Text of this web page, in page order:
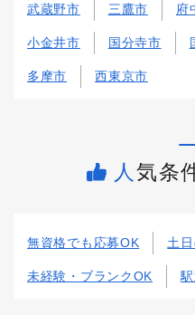
武蔵野市 三鷹市 府
小金井市 国分寺市
多摩市 西東京市
人気
無資格でも応募OK 土
未経験・ブランクOK